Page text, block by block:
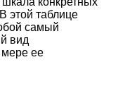
этой таблице
самый
вид
мере ее